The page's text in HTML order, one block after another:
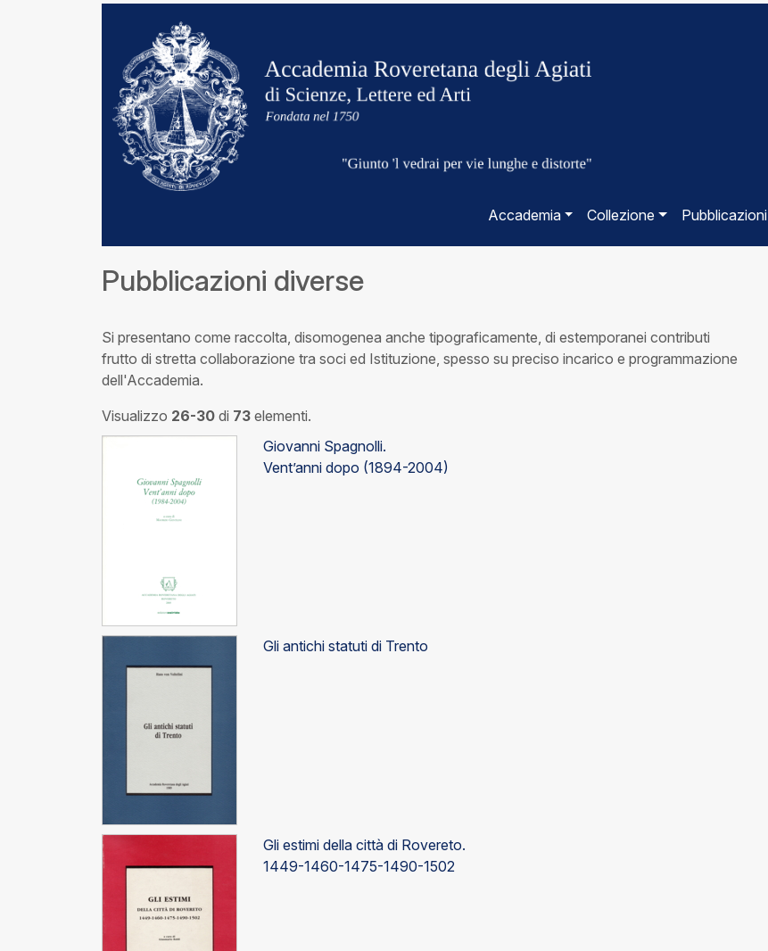
Accademia Collezione Pubblicazioni
Pubblicazioni diverse
Si presentano come raccolta, disomogenea anche tipograficamente, di estemporanei contributi
frutto di stretta collaborazione tra soci ed Istituzione, spesso su preciso incarico e programmazione
dell'Accademia.
Visualizzo 26-30 di 73 elementi.
Giovanni Spagnolli.
Vent’anni dopo (1894-2004)
Gli antichi statuti di Trento
Gli estimi della città di Rovereto.
1449-1460-1475-1490-1502